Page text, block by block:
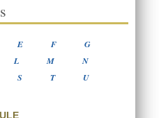
E F
G
L M
N
S T
U